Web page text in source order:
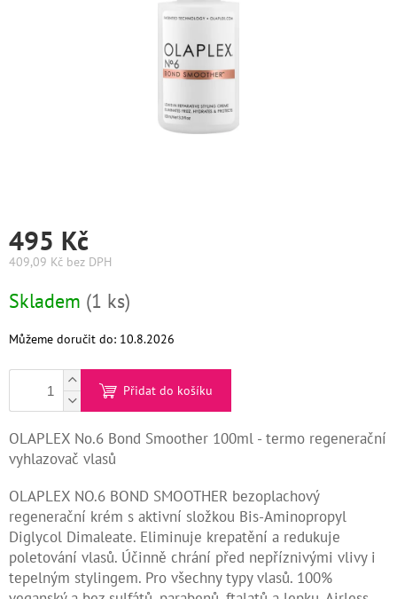
K-
Max
Olaplex
Pomůcky
Měna
Přihlášení
495 Kč
409,09 Kč bez DPH
cena:
Skladem (1 ks)
Můžeme doručit do: 10.8.2026
Přidat do košíku
OLAPLEX No.6 Bond Smoother 100ml - termo regenerační
vyhlazovač vlasů
OLAPLEX NO.6 BOND SMOOTHER bezoplachový
regenerační krém s aktivní složkou Bis-Aminopropyl
Diglycol Dimaleate. Eliminuje krepatění a redukuje
poletování vlasů. Účinně chrání před nepříznivými vlivy i
tepelným stylingem. Pro všechny typy vlasů. 100%